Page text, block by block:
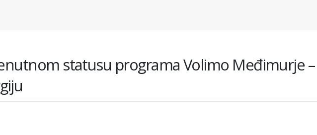
statusu programa Volimo Međimurje –